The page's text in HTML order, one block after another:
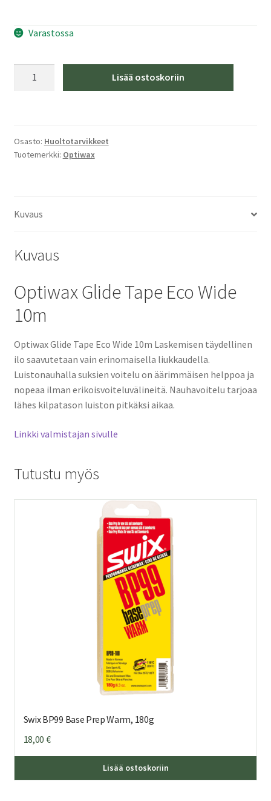
Varastossa
10m
määrä
Lisää ostoskoriin
Osasto: Huoltotarvikkeet
Tuotemerkki: Optiwax
Kuvaus
Kuvaus
Optiwax Glide Tape Eco Wide
10m
Optiwax Glide Tape Eco Wide 10m Laskemisen täydellinen
ilo saavutetaan vain erinomaisella liukkaudella.
Luistonauhalla suksien voitelu on äärimmäisen helppoa ja
nopeaa ilman erikoisvoiteluvälineitä. Nauhavoitelu tarjoaa
lähes kilpatason luiston pitkäksi aikaa.
Linkki valmistajan sivulle
Tutustu myös
Swix BP99 Base Prep Warm, 180g
18,00 €
Lisää ostoskoriin